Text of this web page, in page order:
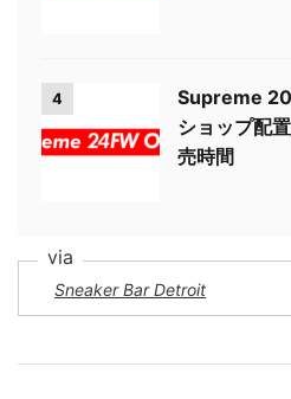
4
Supreme
ショップ配
売時間
Sneaker Bar Detroit